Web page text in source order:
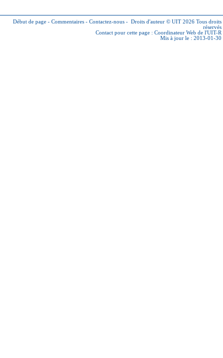
Début de page - Commentaires - Contactez-nous - Droits d'auteur © UIT 2026 Tous droits
réservés
Contact pour cette page : Coordinateur Web de l'UIT-R
Mis à jour le : 2013-01-30